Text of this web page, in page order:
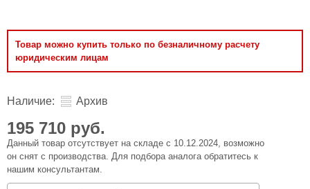
Товар можно купить только по безналичному расчету
юридическим лицам
Наличие: Архив
195 710 руб.
Данный товар отсутствует на складе с 10.12.2024, возможно
он снят с производства. Для подбора аналога обратитесь к
нашим консультантам.